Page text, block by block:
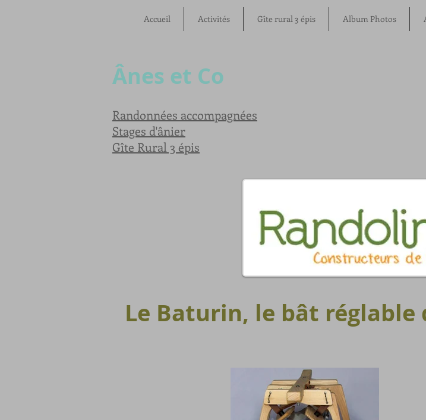
Accueil Activités Gîte rural 3 épis Album Photos
Ânes et Co
Randonnées accompagnées
Stages d'ânier
Gîte Rural 3 épis
Le Baturin, le bât